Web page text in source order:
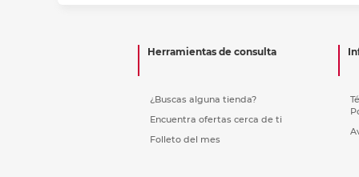
Herramientas de consulta
¿Buscas alguna tienda?
Encuentra ofertas cerca de ti
Folleto del mes